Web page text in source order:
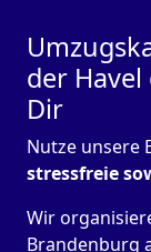
der
Dir
Nutze unsere
stressfreie
Wir
Brandenburg